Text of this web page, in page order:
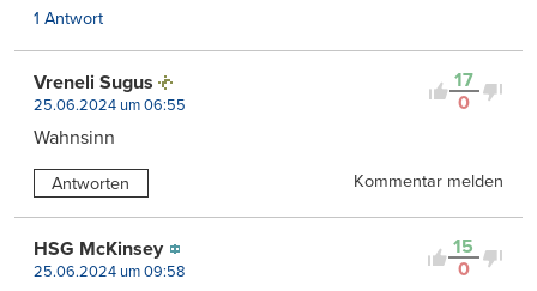
1 Antwort
17
0
Vreneli Sugus
25.06.2024 um 06:55
Wahnsinn
Antworten Kommentar melden
15
0
HSG McKinsey
25.06.2024 um 09:58